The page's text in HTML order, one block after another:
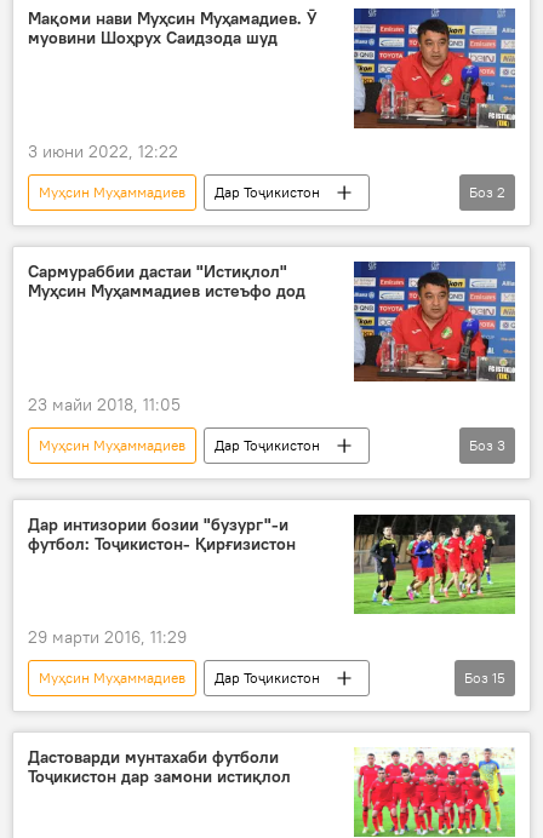
барқароршавӣ
Навигариҳои варзиши Тоҷикистон
Мақоми нави Муҳсин Муҳамадиев. Ӯ
муовини Шоҳрух Саидзода шуд
3 июни 2022, 12:22
Муҳсин Муҳаммадиев
Дар Тоҷикистон
Навигариҳои варзиши Тоҷикистон
футбол
Боз 2
Сармураббии дастаи "Истиқлол"
Муҳсин Муҳаммадиев истеъфо дод
23 майи 2018, 11:05
Муҳсин Муҳаммадиев
Дар Тоҷикистон
Навигариҳои варзиши Тоҷикистон
истеъфо додан
Боз 3
Дар интизории бозии "бузург"-и
футбол: Тоҷикистон- Қирғизистон
29 марти 2016, 11:29
Муҳсин Муҳаммадиев
Дар Тоҷикистон
Навигариҳои варзиши Тоҷикистон
Осиёи Марказӣ
Иҷтимоъ
Ҳамаи хабарҳо
Бишкек
Боз 15
Дастоварди мунтахаби футболи
Тоҷикистон дар замони истиқлол